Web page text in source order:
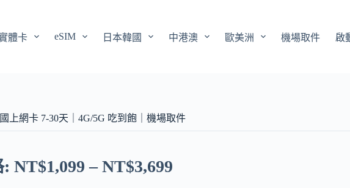
體卡 eSIM 日本韓國 中港澳 歐美洲 機場取件 啟
上網卡 7-30天｜4G/5G 吃到飽｜機場取件
: NT$1,099 –NT$3,699